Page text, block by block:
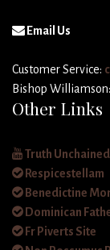
Email Us
Customer Service:
Bishop Williamson:
Other Links
Truth Unchained
Respicestellam
Benedictine
Dominican
Fr Piverts Site